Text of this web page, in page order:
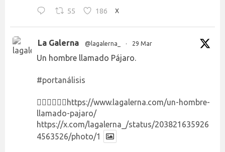
55 186 X
La Galerna @lagalerna_ · 29 Mar
Un hombre llamado Pájaro.
#portanálisis
👉🏻👉🏻👉🏻 https://www.lagalerna.com/un-hombre-
llamado-pajaro/
https://x.com/lagalerna_/status/203821635926
4563526/photo/1